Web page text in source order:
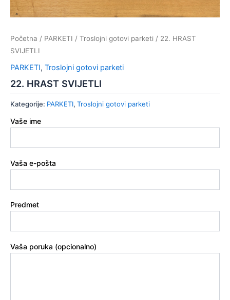
Početna / PARKETI / Troslojni gotovi parketi / 22. HRAST
SVIJETLI
PARKETI, Troslojni gotovi parketi
22. HRAST SVIJETLI
Kategorije: PARKETI, Troslojni gotovi parketi
Vaše ime
Vaša e-pošta
Predmet
Vaša poruka (opcionalno)